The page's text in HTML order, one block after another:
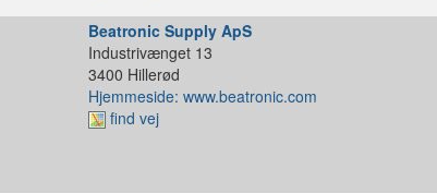
Beatronic Supply ApS
Industrivænget 13
3400 Hillerød
Hjemmeside: www.beatronic.com
find vej